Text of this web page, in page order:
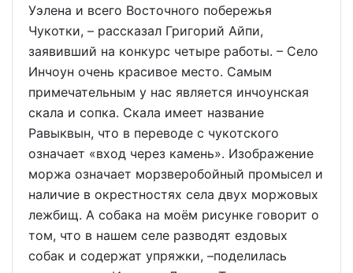
Уэлена и всего Восточного побережья
Чукотки, – рассказал Григорий Айпи,
заявивший на конкурс четыре работы. – Село
Инчоун очень красивое место. Самым
примечательным у нас является инчоунская
скала и сопка. Скала имеет название
Равыквын, что в переводе с чукотского
означает «вход через камень». Изображение
моржа означает морзверобойный промысел и
наличие в окрестностях села двух моржовых
лежбищ. А собака на моём рисунке говорит о
том, что в нашем селе разводят ездовых
собак и содержат упряжки, –поделилась